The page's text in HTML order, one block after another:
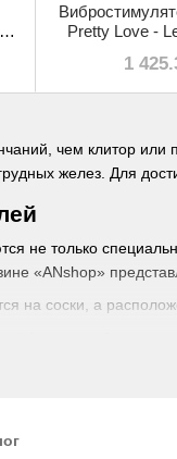
чем клитор или
желез. Для
не только
«ANshop»
на соски, а
Pretty Love -
1